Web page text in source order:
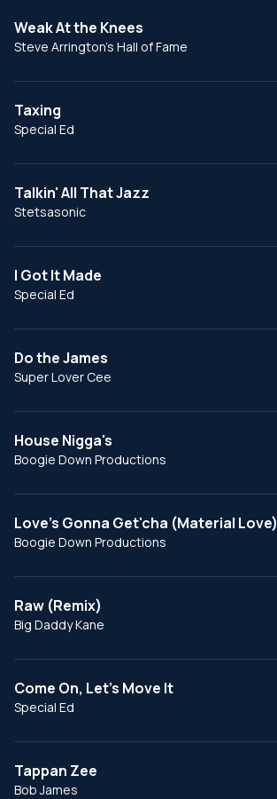
Weak At the Knees
Steve Arrington's Hall of Fame
Taxing
Special Ed
Talkin' All That Jazz
Stetsasonic
I Got It Made
Special Ed
Do the James
Super Lover Cee
House Nigga's
Boogie Down Productions
Love's Gonna Get'cha (Material Love)
Boogie Down Productions
Raw (Remix)
Big Daddy Kane
Come On, Let's Move It
Special Ed
Tappan Zee
Bob James